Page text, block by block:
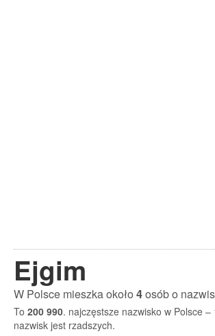
Ejgim
W Polsce mieszka około4osób o
To 200 990. najczęstsze nazwisko w Polsce –
nazwisk jest rzadszych.